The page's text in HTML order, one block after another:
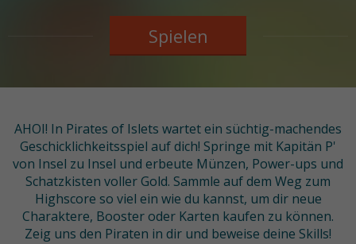
Spielen
AHOI! In Pirates of Islets wartet ein süchtig-machendes
Geschicklichkeitsspiel auf dich! Springe mit Kapitän P'
von Insel zu Insel und erbeute Münzen, Power-ups und
Schatzkisten voller Gold. Sammle auf dem Weg zum
Highscore so viel ein wie du kannst, um dir neue
Charaktere, Booster oder Karten kaufen zu können.
Zeig uns den Piraten in dir und beweise deine Skills!